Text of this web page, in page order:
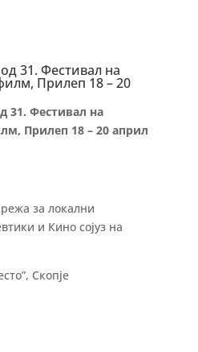
31. Фестивал на
Прилеп 18 – 20
31. Фестивал на
Прилеп 18 – 20 април
за локални
и Кино сојуз на
Скопје